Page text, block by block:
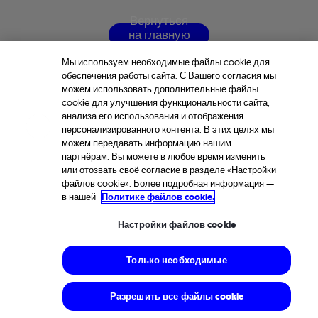
Вернуться
на главную
Мы используем необходимые файлы cookie для
обеспечения работы сайта. С Вашего согласия мы
можем использовать дополнительные файлы
cookie для улучшения функциональности сайта,
анализа его использования и отображения
персонализированного контента. В этих целях мы
можем передавать информацию нашим
партнёрам. Вы можете в любое время изменить
или отозвать своё согласие в разделе «Настройки
файлов cookie». Более подробная информация —
в нашей Политике файлов cookie.
Настройки файлов cookie
Только необходимые
Разрешить все файлы cookie